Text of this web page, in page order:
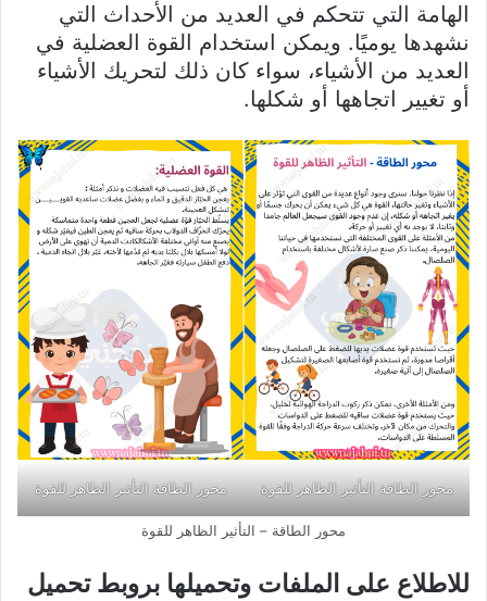
الهامة التي تتحكم في العديد من الأحداث التي
نشهدها يوميًا. ويمكن استخدام القوة العضلية في
العديد من الأشياء، سواء كان ذلك لتحريك الأشياء
أو تغيير اتجاهها أو شكلها.
محور الطاقة التأثير الظاهر للقوة محور الطاقة التأثير الظاهر للقوة
محور الطاقة – التأثير الظاهر للقوة
للاطلاع على الملفات وتحميلها بروبط تحميل